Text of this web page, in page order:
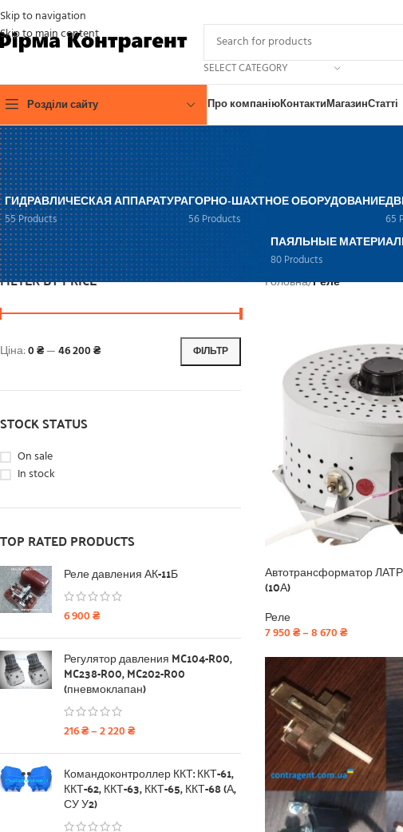
Skip to navigation
Skip to main content
SELECT CATEGORY
Розділи сайту Про компаніюКонтактиМагазинСтатті
ГИДРАВЛИЧЕСКАЯ АППАРАТУРА
55 Products
ГОРНО-ШАХТНОЕ ОБОРУДОВАНИЕ
56 Products 65
ПАЯЛЬНЫЕ
80 Products
FILTER BY PRICE
ФІЛЬТР
Ціна:0 ₴—46 200 ₴
STOCK STATUS
On sale
In stock
TOP RATED PRODUCTS
Реле давления АК-11Б
6 900₴
Регулятор давления MC104-R00,
MC238-R00, MC202-R00
(пневмоклапан)
216₴–2 220₴
Командоконтроллер ККТ: ККТ-61,
ККТ-62, ККТ-63, ККТ-65, ККТ-68 (А,
СУ У2)
Головна/Реле
Автотрансформатор
(10А)
Реле
7 950₴–8 670₴